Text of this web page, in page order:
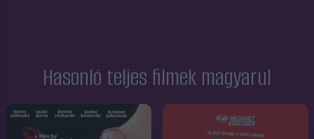
Hasonló teljes filmek magyarul